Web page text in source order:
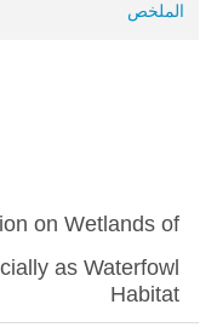
on Wetlands of
as Waterfowl
Habitat
الملخص